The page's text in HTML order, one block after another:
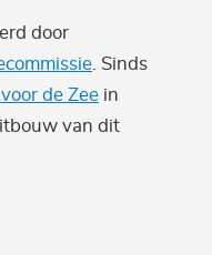
door
. Sinds
de Zee in
van dit